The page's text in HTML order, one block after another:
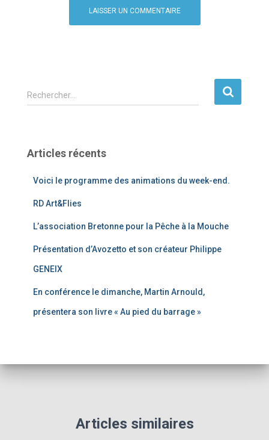
R
e
r
Rechercher…
Articles récents
Voici le programme des animations du week-end.
RD Art&Flies
L’association Bretonne pour la Pêche à la Mouche
Présentation d’Avozetto et son créateur Philippe
GENEIX
En conférence le dimanche, Martin Arnould,
présentera son livre « Au pied du barrage »
Articles similaires